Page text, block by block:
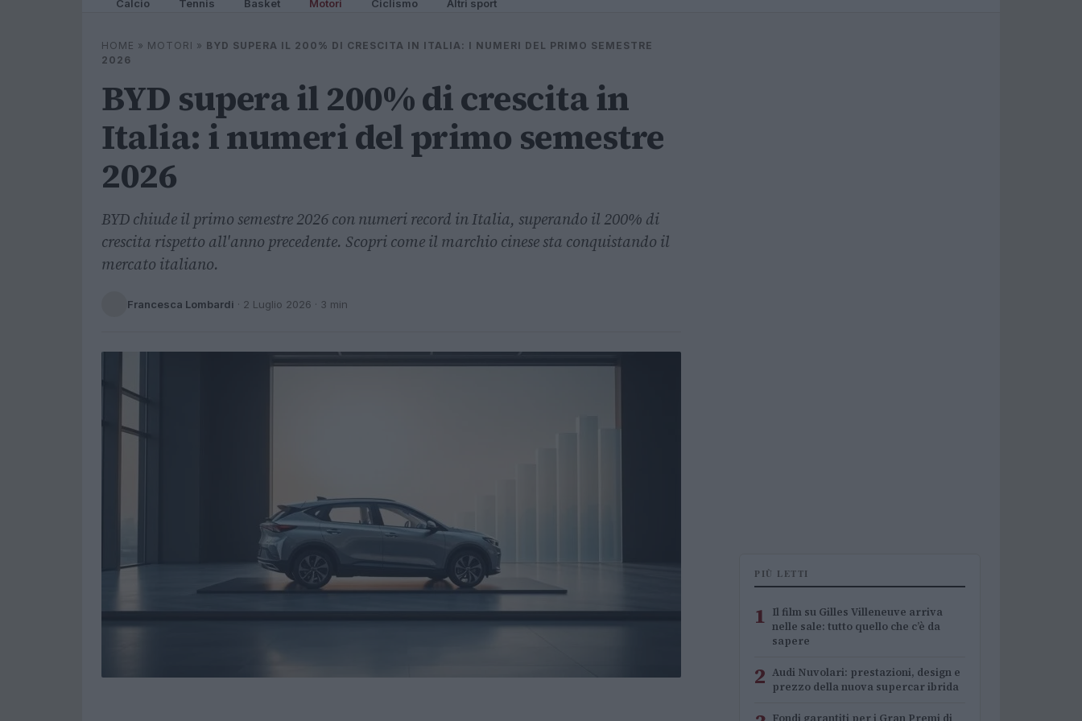
Calcio Tennis Basket Motori Ciclismo Altri sport
HOME » MOTORI » BYD SUPERA IL 200% DI CRESCITA IN ITALIA: I NUMERI DEL PRIMO SEMESTRE
2026
BYD supera il 200% di crescita in
Italia: i numeri del primo semestre
2026
BYD chiude il primo semestre 2026 con numeri record in Italia, superando il 200% di
crescita rispetto all'anno precedente. Scopri come il marchio cinese sta conquistando il
mercato italiano.
Francesca Lombardi · 2 Luglio 2026 · 3 min
PIÙ LETTI
1 Il film su Gilles Villeneuve arriva
nelle sale: tutto quello che c’è da
sapere
2 Audi Nuvolari: prestazioni, design e
prezzo della nuova supercar ibrida
Fondi garantiti per i Gran Premi di